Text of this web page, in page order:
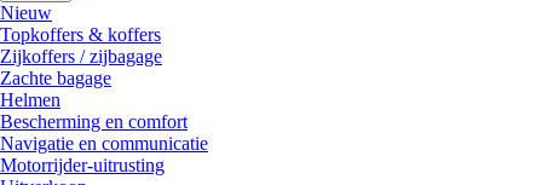
Nieuw
Topkoffers & koffers
Zijkoffers / zijbagage
Zachte bagage
Helmen
Bescherming en comfort
Navigatie en communicatie
Motorrijder-uitrusting